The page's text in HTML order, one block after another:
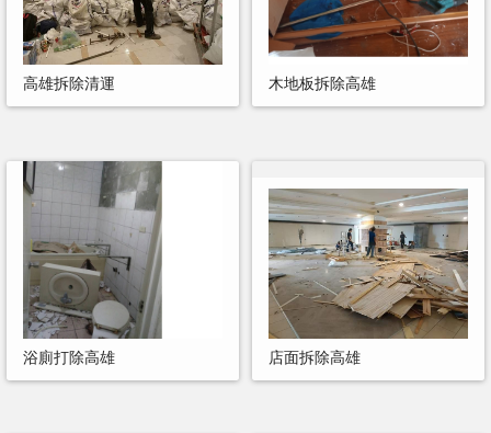
高雄拆除清運 木地板拆除高雄
浴廁打除高雄 店面拆除高雄